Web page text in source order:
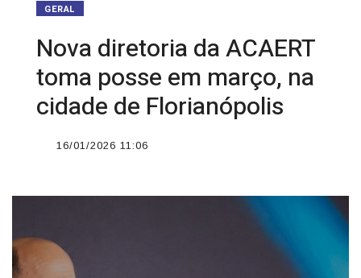
GERAL
Nova diretoria da ACAERT
toma posse em março, na
cidade de Florianópolis
16/01/2026 11:06